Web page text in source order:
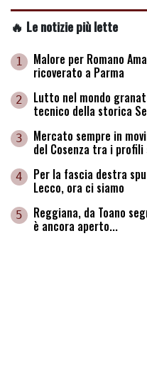
🔥 Le notizie più lette
1 Malore per Romano
ricoverato a Parma
2 Lutto nel mondo
tecnico della storica
3 Mercato sempre in
del Cosenza tra i
4 Per la fascia destra
Lecco, ora ci siamo
5 Reggiana, da Toano
è ancora aperto...